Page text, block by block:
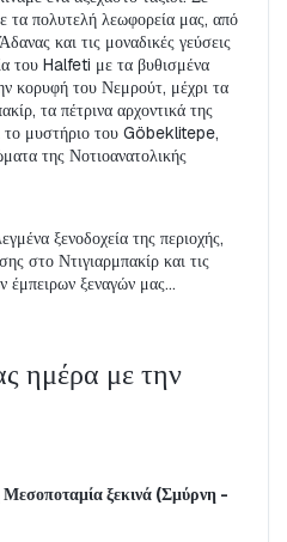
τα πολυτελή λεωφορεία μας, από
και τις μοναδικές γεύσεις
του Halfeti με τα βυθισμένα
κορυφή του Νεμρούτ, μέχρι τα
τα πέτρινα αρχοντικά της
το μυστήριο του Göbeklitepe,
της Νοτιοανατολικής
ξενοδοχεία της περιοχής,
στο Ντιγιαρμπακίρ και τις
έμπειρων ξεναγών μας...
ημέρα με την
Μεσοποταμία ξεκινά (Σμύρνη -